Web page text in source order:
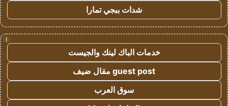
شدات ببجي تمارا
!
خدمات الباك لينك والجيست
guest post مقال ضيف
سوق العرب